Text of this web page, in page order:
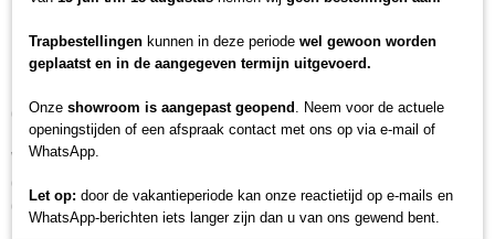
Wie zijn we?
gebied van vloeren! Evenals veel van onze winkels in Den
Haag
Wij hebben nu ook een online winkel! Maar we willen ook
de vakbekwame doe-het-zelver bereiken die gemakkelijk,
goedkoop en snel zelf een vloer wil leggen.
U bestelt en wij bezorgen het op een tijdstip dat het u
Trapbestellingen kunnen in deze periode wel gewoon worden
geplaatst en in de aangegeven termijn uitgevoerd.
Onze showroom is aangepast geopend . Neem voor de actuele
openingstijden of een afspraak contact met ons op via e-mail of
WhatsApp.
Let op: door de vakantieperiode kan onze reactietijd op e-mails en
WhatsApp-berichten iets langer zijn dan u van ons gewend bent.